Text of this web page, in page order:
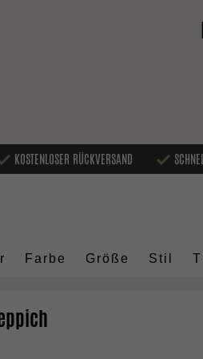
KOSTENLOSER RÜCKVERSAND
Farbe Größe Stil